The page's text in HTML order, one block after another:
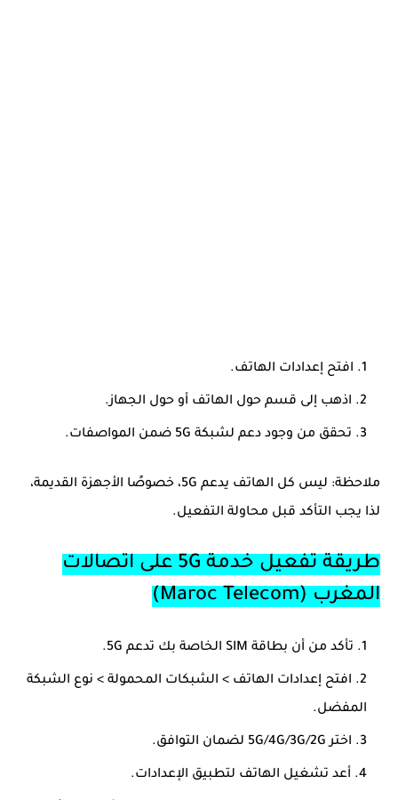
افتح إعدادات الهاتف.
اذهب إلى قسم حول الهاتف أو حول الجهاز.
تحقق من وجود دعم لشبكة 5G ضمن المواصفات.
ملاحظة:
ليس كل الهاتف يدعم 5G، خصوصًا الأجهزة القديمة،
لذا يجب التأكد قبل محاولة التفعيل.
طريقة تفعيل خدمة 5G على اتصالات
المغرب (Maroc Telecom)
تأكد من أن بطاقة SIM الخاصة بك تدعم 5G.
افتح إعدادات الهاتف > الشبكات المحمولة > نوع الشبكة
المفضل.
اختر5G/4G/3G/2G لضمان التوافق.
أعد تشغيل الهاتف لتطبيق الإعدادات.